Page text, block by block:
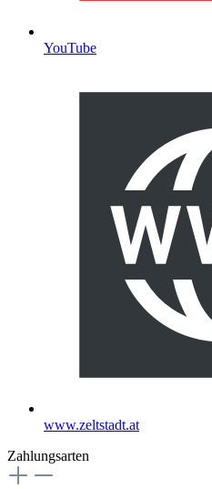
YouTube
www.zeltstadt.at
Zahlungsarten